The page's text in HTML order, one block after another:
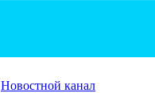
Новостной канал